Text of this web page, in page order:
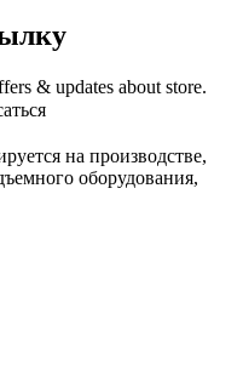
& updates about store.
на производстве,
оборудования,